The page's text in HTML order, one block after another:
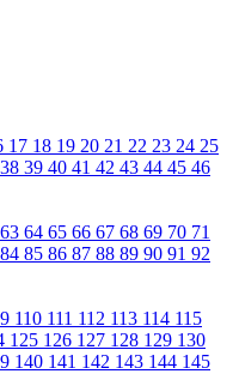
17 18 19 20 21 22 23 24 25
38 39 40 41 42 43 44 45 46
63 64 65 66 67 68 69 70 71
84 85 86 87 88 89 90 91 92
110 111 112 113 114 115
125 126 127 128 129 130
140 141 142 143 144 145